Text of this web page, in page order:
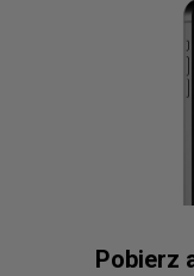
Pobierz